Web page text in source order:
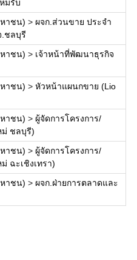
ม่รับ
าชน) > ผจก.ส่วนขาย ประจำ
.ชลบุรี
าชน) > เจ้าหน้าที่พัฒนาธุรกิจ
าชน) > หัวหน้าแผนกขาย (Lio
าชน) > ผู้จัดการโครงการ/
ม่ ชลบุรี)
าชน) > ผู้จัดการโครงการ/
ฉะเชิงเทรา)
าชน) > ผจก.ฝ่ายการตลาดและ